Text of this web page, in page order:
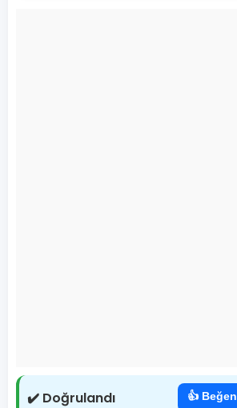
✔️ Doğrulandı 👍 Beğen